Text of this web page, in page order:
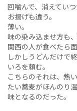
回噛んで、消えていつ
お揚げも違う。
薄い。
味の染み込ませ方も、
関西の人が食べたら
しかしうどんだけで
いろを頼む。
こちらのそれは、熱
たい蕎麦がほんのり
味となるのだった。